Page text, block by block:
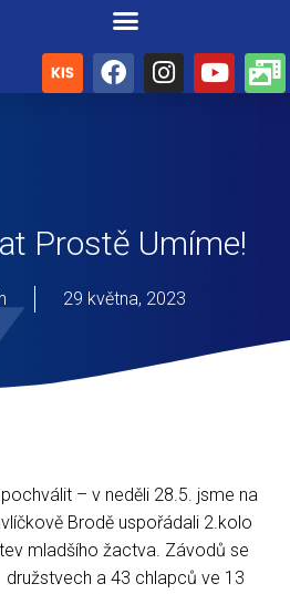
Prostě Umíme!
29 května, 2023
– v neděli 28.5. jsme na
Brodě uspořádali 2.kolo
mladšího žactva. Závodů se
družstvech a 43 chlapců ve 13